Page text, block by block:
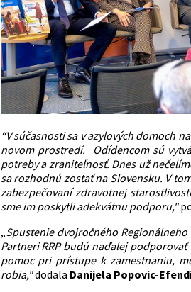
“V súčasnosti sa v azylových domoch
novom prostredí.
Odídencom sú
potreby a zraniteľnosť. Dnes už
sa rozhodnú zostať na Slovensku. V
zabezpečovaní zdravotnej
sme im poskytli adekvátnu podporu,"
„Spustenie dvojročného
Partneri RRP budú naďalej
pomoc pri prístupe k zamestnaniu,
robia,"dodala Danijela Popovic-